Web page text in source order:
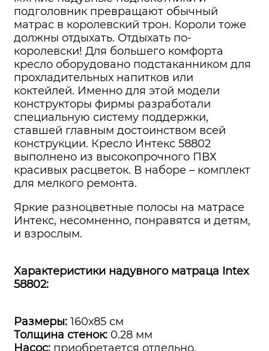
подголовник превращают обычный
матрас в королевский трон. Короли тоже
должны отдыхать. Отдыхать по-
королевски! Для большего комфорта
кресло оборудовано подстаканником для
прохладительных напитков или
коктейлей. Именно для этой модели
конструкторы фирмы разработали
специальную систему поддержки,
ставшей главным достоинством всей
конструкции. Кресло Интекс 58802
выполнено из высокопрочного ПВХ
красивых расцветок. В наборе – комплект
для мелкого ремонта.
Яркие разноцветные полосы на матрасе
Интекс, несомненно, понравятся и детям,
и взрослым.
Характеристики надувного матраца Intex
58802:
Размеры: 160х85 см
Толщина стенок: 0.28 мм
Насос: приобретается отдельно.